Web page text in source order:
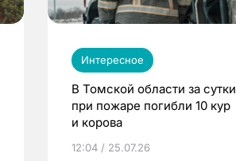
Интересное
В Томской области за сутки
при пожаре погибли 10 кур
и корова
12:04 / 25.07.26